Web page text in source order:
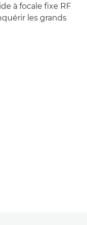
à focale fixe RF
les grands